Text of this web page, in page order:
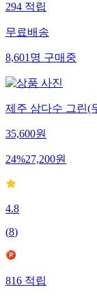
294적립
무료배송
8,601명구매중
제주 삼다수 그린(
35,600원
24%27,200원
4.8
(8)
816적립